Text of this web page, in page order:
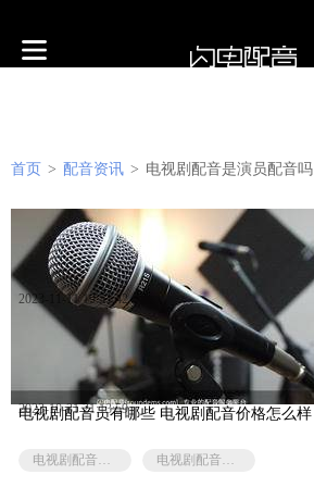
首页 > 配音资讯 > 电视剧配音是演员配音吗
电视剧配音员有哪些 电视剧配音价格怎么样
电视剧配音是演员配音吗 电视剧配音效果
2023-11-11 19:51:42
2023-10-31 21:13:59